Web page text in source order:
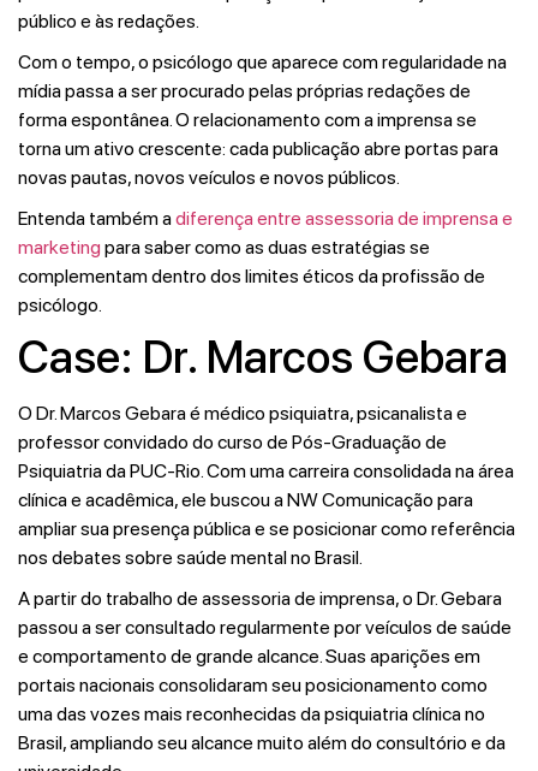
público e às redações.
Com o tempo, o psicólogo que aparece com regularidade na
mídia passa a ser procurado pelas próprias redações de
forma espontânea. O relacionamento com a imprensa se
torna um ativo crescente: cada publicação abre portas para
novas pautas, novos veículos e novos públicos.
Entenda também adiferença entre assessoria de imprensa e
marketing para saber como as duas estratégias se
complementam dentro dos limites éticos da profissão de
psicólogo.
Case: Dr. Marcos Gebara
O Dr. Marcos Gebara é médico psiquiatra, psicanalista e
professor convidado do curso de Pós-Graduação de
Psiquiatria da PUC-Rio. Com uma carreira consolidada na área
clínica e acadêmica, ele buscou a NW Comunicação para
ampliar sua presença pública e se posicionar como referência
nos debates sobre saúde mental no Brasil.
A partir do trabalho de assessoria de imprensa, o Dr. Gebara
passou a ser consultado regularmente por veículos de saúde
e comportamento de grande alcance. Suas aparições em
portais nacionais consolidaram seu posicionamento como
uma das vozes mais reconhecidas da psiquiatria clínica no
Brasil, ampliando seu alcance muito além do consultório e da